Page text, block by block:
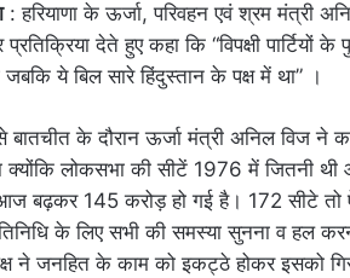
: हरियाणा के ऊर्जा, परिवहन एवं श्रम मंत्री
प्रतिक्रिया देते हुए कहा कि “विपक्षी
जबकि ये बिल सारे हिंदुस्तान के पक्ष में था” ।
बातचीत के दौरान ऊर्जा मंत्री अनिल विज
क्योंकि लोकसभा की सीटें 1976 में जितनी
बढ़कर 145 करोड़ हो गई है। 172 सीटे
के लिए सभी की समस्या सुनना व हल
ने जनहित के काम को इकट्ठे होकर इसको